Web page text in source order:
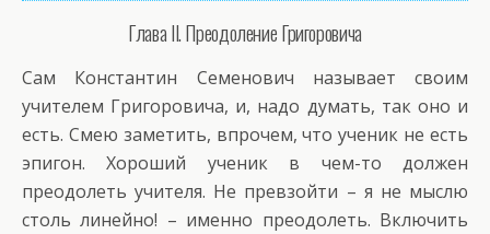
Глава II. Преодоление Григоровича
Сам Константин Семенович называет своим
учителем Григоровича, и, надо думать, так оно и
есть. Смею заметить, впрочем, что ученик не есть
эпигон. Хороший ученик в чем-то должен
преодолеть учителя. Не превзойти – я не мыслю
столь линейно! – именно преодолеть. Включить